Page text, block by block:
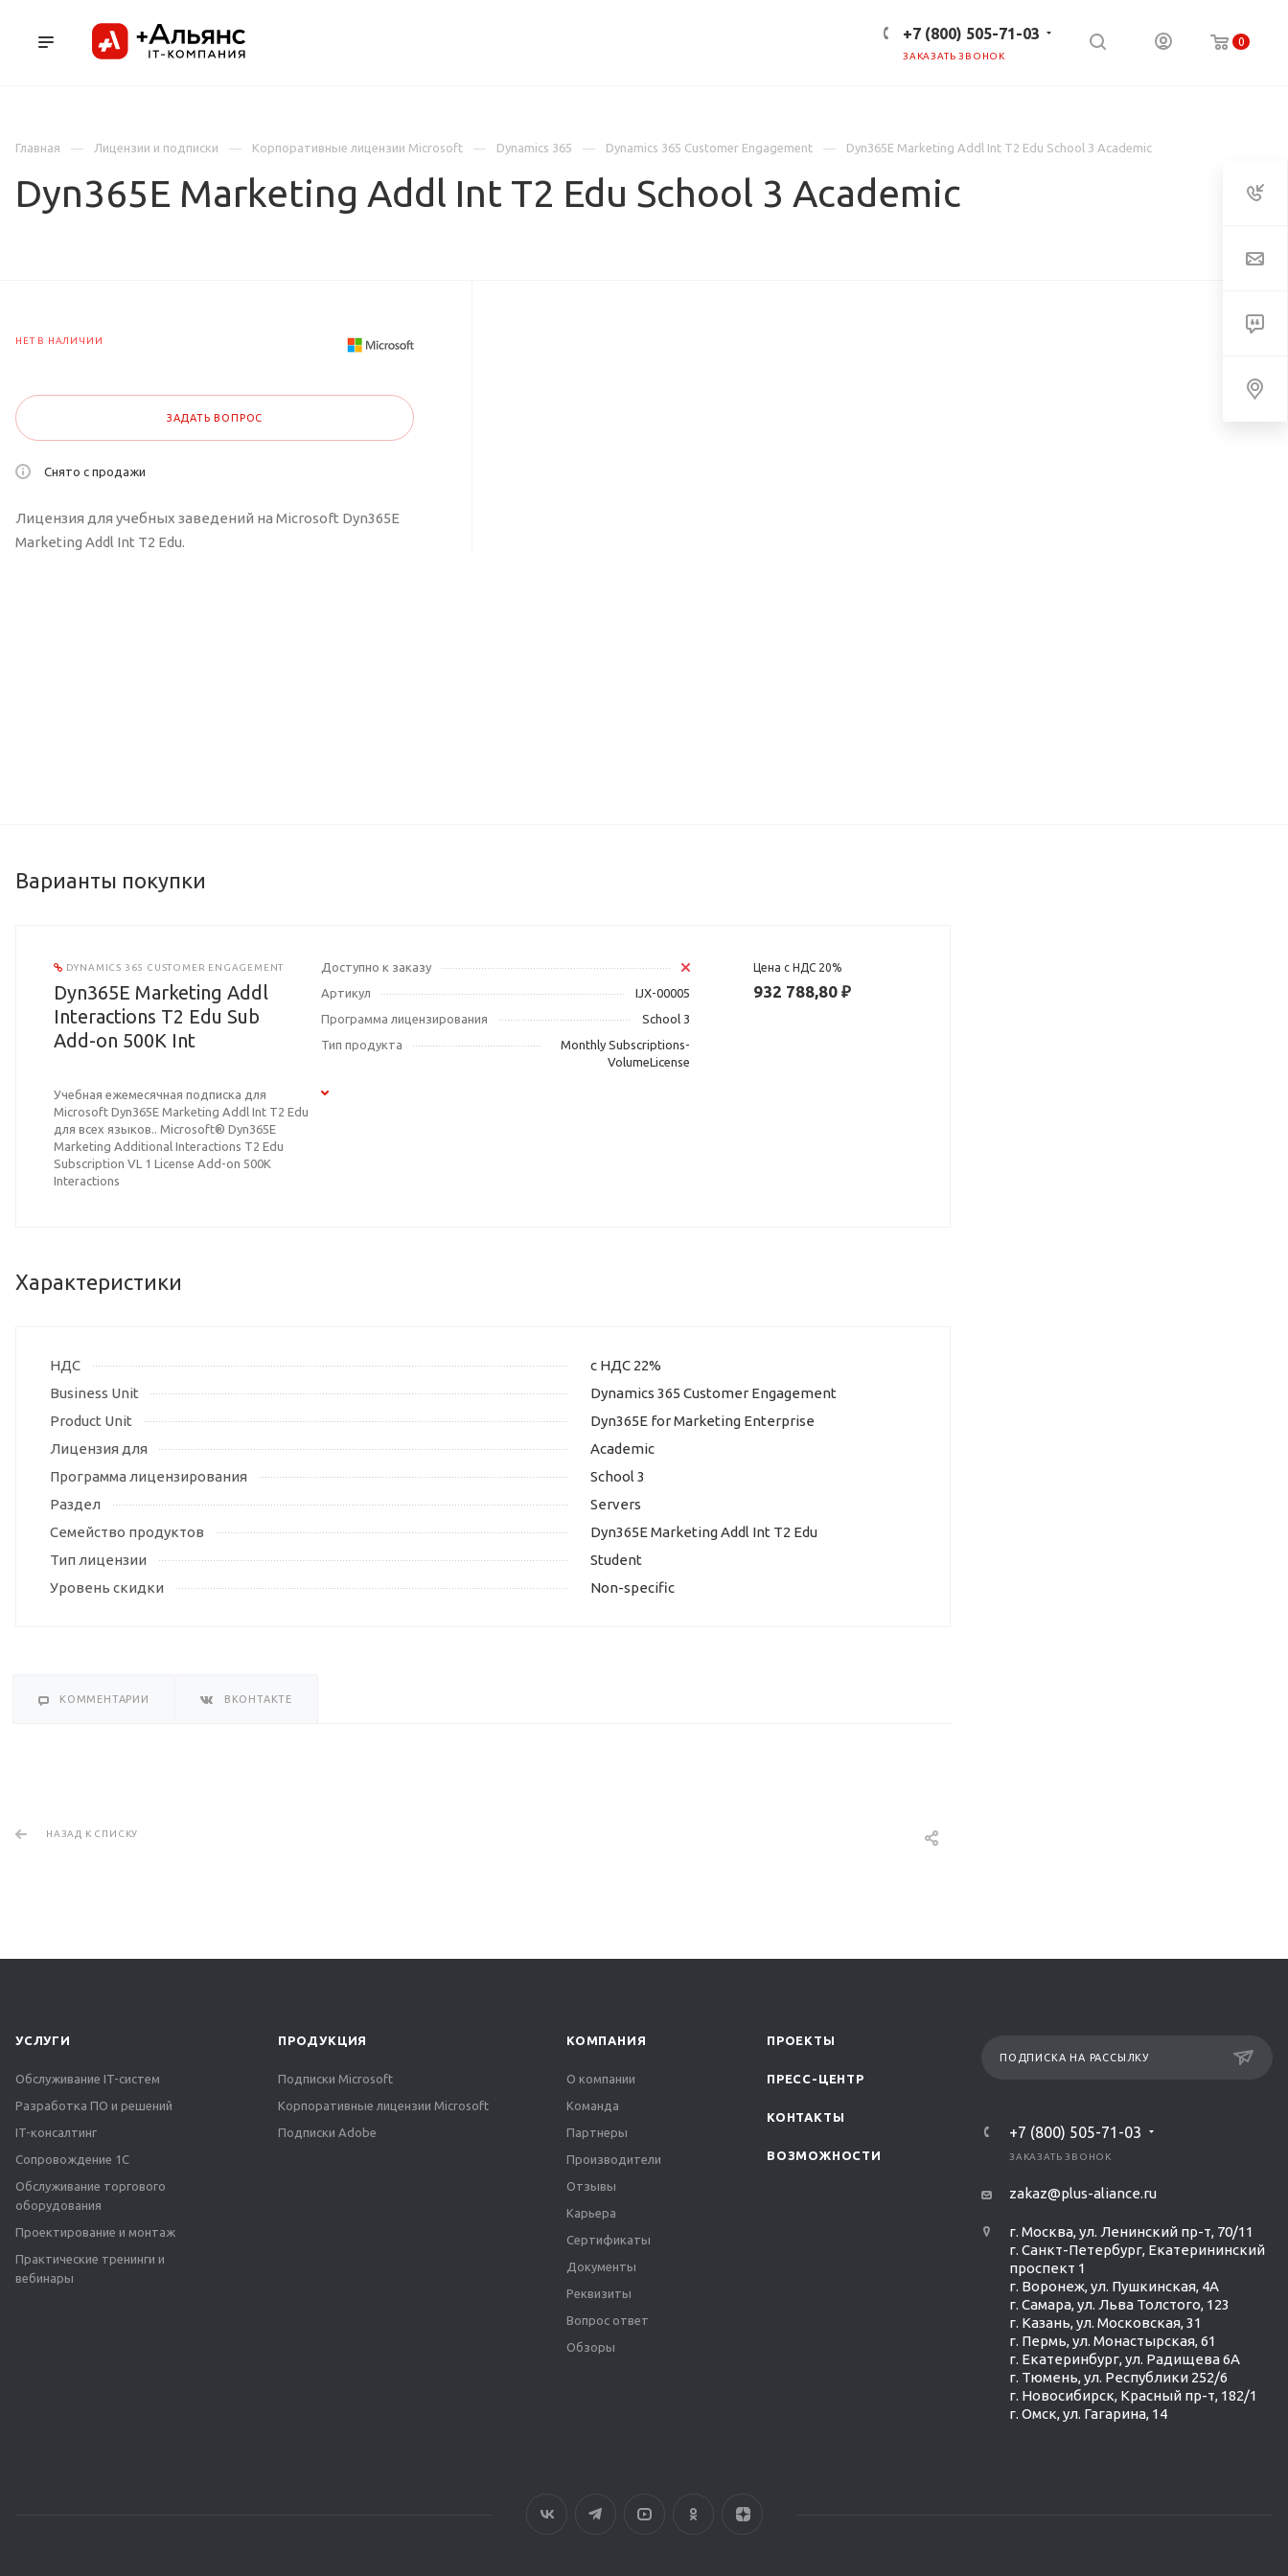
0
+7 (800) 505-71-03
ЗАКАЗАТЬ ЗВОНОК
Главная
Лицензии и подписки Корпоративные лицензии Microsoft Dynamics 365 Dynamics 365 Customer Engagement Dyn365E Marketing Addl Int T2 Edu School 3 Academic
Dyn365E Marketing Addl Int T2 Edu School 3 Academic
НЕТ В НАЛИЧИИ
ЗАДАТЬ ВОПРОС
Снято с продажи
Лицензия для учебных заведений на Microsoft Dyn365E
Marketing Addl Int T2 Edu.
Варианты покупки
DYNAMICS 365 CUSTOMER ENGAGEMENT
Dyn365E Marketing Addl
Interactions T2 Edu Sub
Add-on 500K Int
Учебная ежемесячная подписка для
Microsoft Dyn365E Marketing Addl Int T2 Edu
для всех языков.. Microsoft® Dyn365E
Marketing Additional Interactions T2 Edu
Subscription VL 1 License Add-on 500K
Interactions
Доступно к заказу
Артикул
IJX-00005
Программа лицензирования
School 3
Тип продукта
Monthly Subscriptions-
VolumeLicense
Цена с НДС 20%
932 788,80 ₽
Характеристики
НДС
с НДС 22%
Business Unit
Dynamics 365 Customer Engagement
Product Unit
Dyn365E for Marketing Enterprise
Лицензия для
Academic
Программа лицензирования
School 3
Раздел
Servers
Семейство продуктов
Dyn365E Marketing Addl Int T2 Edu
Тип лицензии
Student
Уровень скидки
Non-specific
КОММЕНТАРИИ ВКОНТАКТЕ
НАЗАД К СПИСКУ
УСЛУГИ
Обслуживание IT-систем
Разработка ПО и решений
IT-консалтинг
Сопровождение 1С
Обслуживание торгового
оборудования
Проектирование и монтаж
Практические тренинги и
вебинары
ПРОДУКЦИЯ
Подписки Microsoft
Корпоративные лицензии Microsoft
Подписки Adobe
КОМПАНИЯ
О компании
Команда
Партнеры
Производители
Отзывы
Карьера
Сертификаты
Документы
Реквизиты
Вопрос ответ
Обзоры
ПРОЕКТЫ
ПРЕСС-ЦЕНТР
КОНТАКТЫ
ВОЗМОЖНОСТИ
ПОДПИСКА НА РАССЫЛКУ
+7 (800) 505-71-03
ЗАКАЗАТЬ ЗВОНОК
zakaz@plus-aliance.ru
г. Москва, ул. Ленинский пр-т, 70/11
г. Санкт-Петербург, Екатерининский
проспект 1
г. Воронеж, ул. Пушкинская, 4А
г. Самара, ул. Льва Толстого, 123
г. Казань, ул. Московская, 31
г. Пермь, ул. Монастырская, 61
г. Екатеринбург, ул. Радищева 6А
г. Тюмень, ул. Республики 252/6
г. Новосибирск, Красный пр-т, 182/1
г. Омск, ул. ​Гагарина, 14